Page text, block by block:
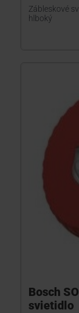
Zábleskové
hlboký
Bosch
svietidlo